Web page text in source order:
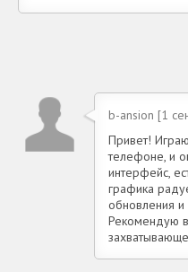
b-ansion [1
Привет!
телефоне, и
интерфейс,
графика
обновления и
Рекомендую